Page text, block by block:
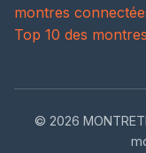
montres
Top 10 des
© 2026